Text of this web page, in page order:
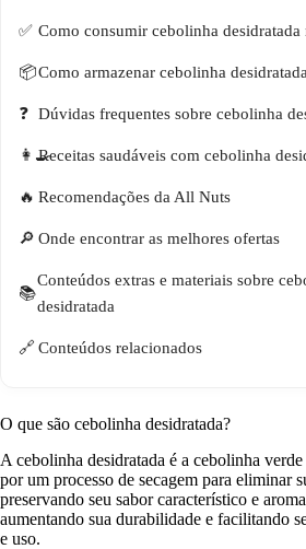
Como consumir cebolinha desidratada
Como armazenar cebolinha
Dúvidas frequentes sobre cebolinha
Receitas saudáveis com cebolinha
Recomendações da All Nuts
Onde encontrar as melhores ofertas
Conteúdos extras e materiais sobre
desidratada
Conteúdos relacionados
O que são cebolinha desidratada?
A cebolinha desidratada é a cebolinha verde
por um processo de secagem para eliminar
preservando seu sabor característico e
aumentando sua durabilidade e facilitando
e uso.